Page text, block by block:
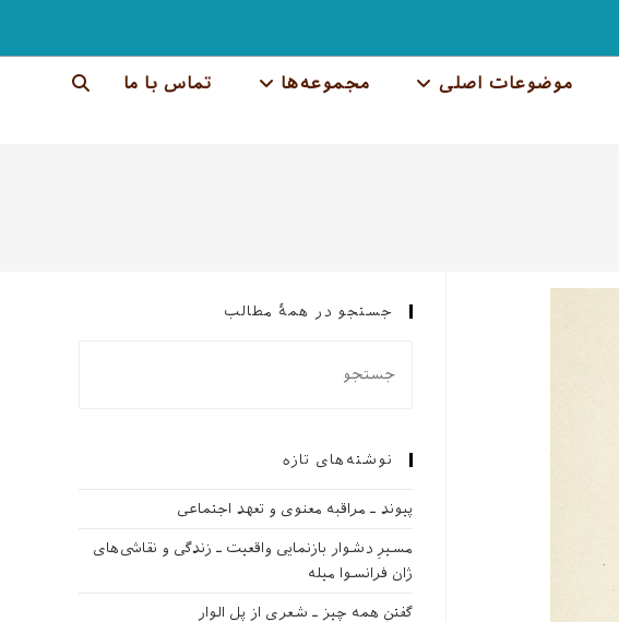
موضوعات اصلی مجموعه‌ها تماس با ما جستجوی
جستجو در همهٔ مطالب
نوشته‌های تازه
پیوند ـ مراقبه‌ معنوی و تعهد اجتماعی
مسیرِ دشوار بازنمایی واقعیت ـ زندگی و نقاشی‌های
ژان فرانسوا میله
گفتنِ همه چیز ـ شعری از پل الوار